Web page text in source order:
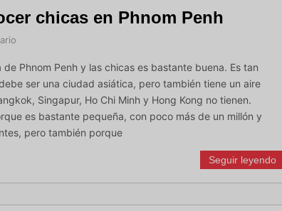
chicas en Phnom Penh
Phnom Penh y las chicas es bastante buena. Es tan
ser una ciudad asiática, pero también tiene un aire
Singapur, Ho Chi Minh y Hong Kong no tienen.
es bastante pequeña, con poco más de un millón y
pero también porque
Seguir leyendo